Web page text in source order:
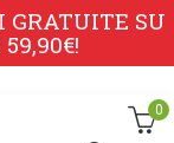
GRATUITE SU
0